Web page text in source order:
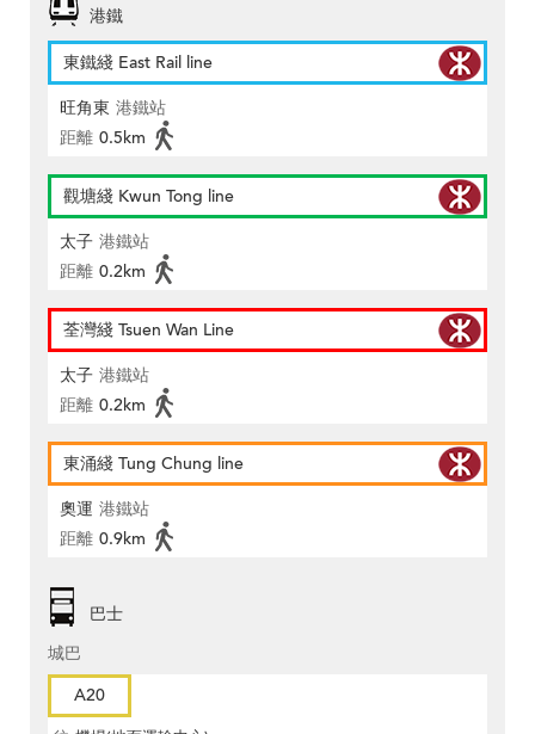
港鐵
東鐵綫 East Rail line
旺角東 港鐵站
距離 0.5km
觀塘綫 Kwun Tong line
太子 港鐵站
距離 0.2km
荃灣綫 Tsuen Wan Line
太子 港鐵站
距離 0.2km
東涌綫 Tung Chung line
奧運 港鐵站
距離 0.9km
巴士
城巴
A20